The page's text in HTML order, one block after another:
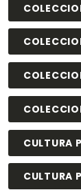
CULTURA
CULTURA